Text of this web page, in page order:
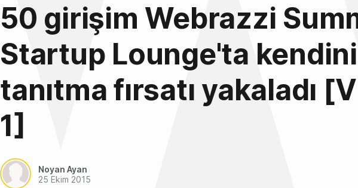
50 girişim Webrazzi
Startup Lounge'ta kendini
tanıtma fırsatı yakaladı
1]
Noyan Ayan
25 Ekim 2015